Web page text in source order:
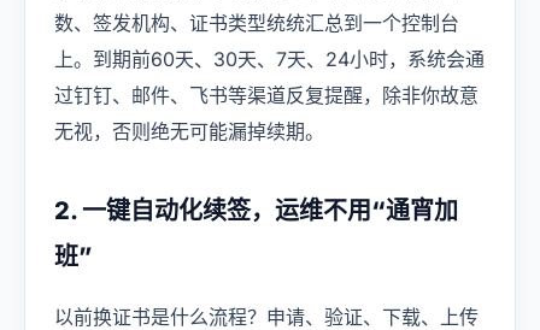
数、签发机构、证书类型统统汇总到一个控制台
上。到期前60天、30天、7天、24小时，系统会通
过钉钉、邮件、飞书等渠道反复提醒，除非你故意
无视，否则绝无可能漏掉续期。
2. 一键自动化续签，运维不用“通宵加
班”
以前换证书是什么流程？申请、验证、下载、上传